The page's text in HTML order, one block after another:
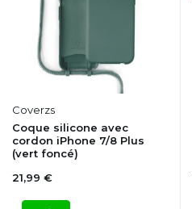
Coverzs
Coque silicone avec
cordon iPhone 7/8 Plus
(vert foncé)
21,99 €